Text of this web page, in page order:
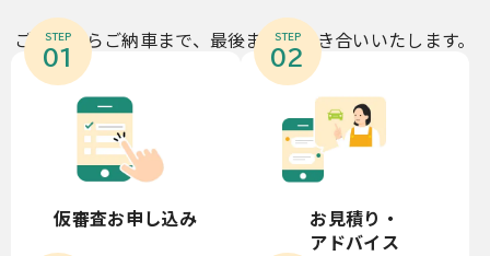
ご契約からご納車まで、最後までお付き合いいたします。
STEP
01
仮審査お申し込み
STEP
02
お見積り・
アドバイス